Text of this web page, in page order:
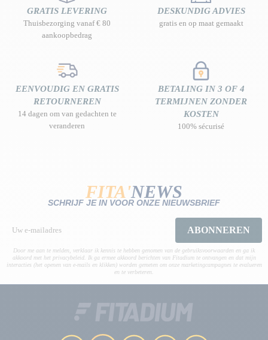
GRATIS LEVERING
Thuisbezorging vanaf € 80
aankoopbedrag
DESKUNDIG ADVIES
gratis en op maat gemaakt
EENVOUDIG EN GRATIS
RETOURNEREN
14 dagen om van gedachten te
veranderen
BETALING IN 3 OF 4
TERMIJNEN ZONDER
KOSTEN
100% sécurisé
FITA'NEWS
SCHRIJF JE IN VOOR ONZE NIEUWSBRIEF
ABONNEREN
Door me aan te melden, verklaar ik kennis te hebben genomen van de gebruiksvoorwaarden en ga ik
akkoord met het privacybeleid. Ik ga ermee akkoord berichten van Fitadium te ontvangen en dat mijn
interacties (het openen van e-mails en klikken) worden gemeten om onze marketingcampagnes te evalueren
en te verbeteren.